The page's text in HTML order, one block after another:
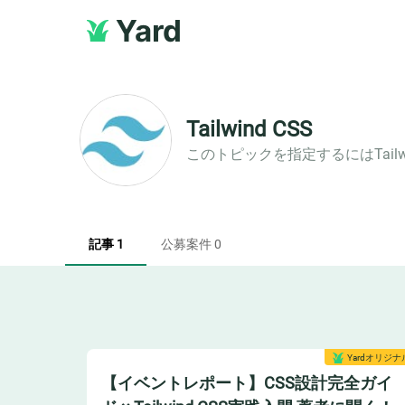
Yard
Tailwind CSS
このトピックを指定するには
記事 1 公募案件 0
Yardオリジナ
【イベントレポート】CSS設計完全ガイ